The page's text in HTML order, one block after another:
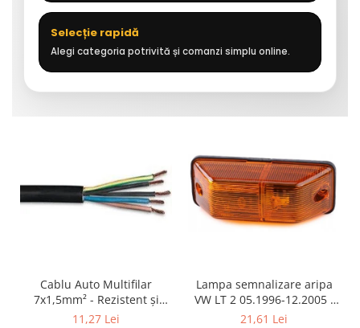
Selecție rapidă
Alegi categoria potrivită și comanzi simplu online.
Cablu Auto Multifilar
7x1,5mm² - Rezistent și
Flexibil pentru Remorci 12V-
11,27 Lei
Lampa semnalizare aripa
VW LT 2 05.1996-12.2005 ;
Mercedes Sprinter 1995-
21,61 Lei